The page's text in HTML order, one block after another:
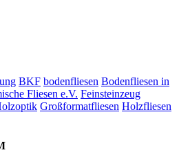
BKF bodenfliesen Bodenfliesen in
Fliesen e.V. Feinsteinzeug
Großformatfliesen Holzfliesen